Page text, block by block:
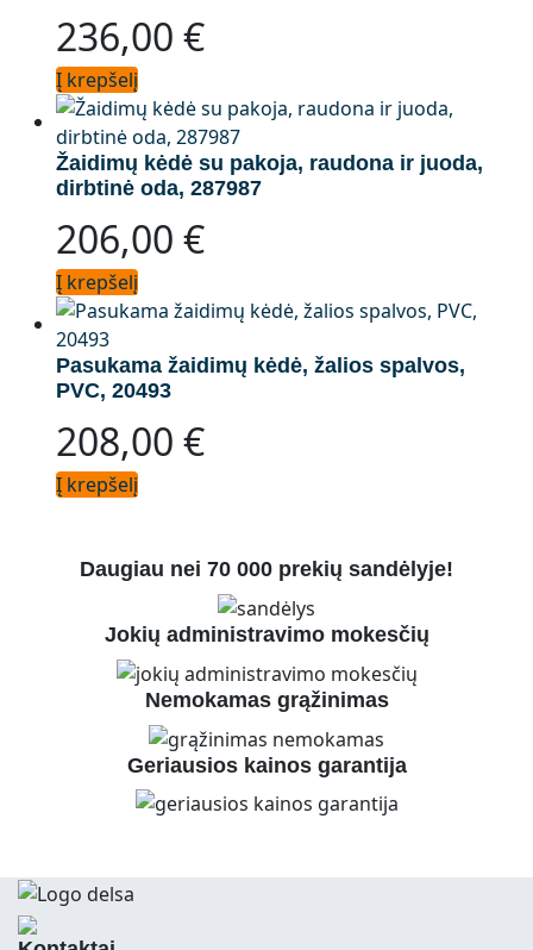
236,00 €
Į krepšelį
Žaidimų kėdė su pakoja, raudona ir juoda,
dirbtinė oda, 287987
206,00 €
Į krepšelį
Pasukama žaidimų kėdė, žalios spalvos,
PVC, 20493
208,00 €
Į krepšelį
Daugiau nei 70 000 prekių sandėlyje!
Jokių administravimo mokesčių
Nemokamas grąžinimas
Geriausios kainos garantija